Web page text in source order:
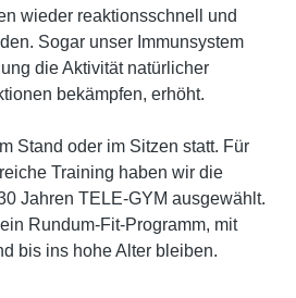
wieder reaktionsschnell und
Sogar unser Immunsystem
die Aktivität natürlicher
bekämpfen, erhöht.
Stand oder im Sitzen statt. Für
Training haben wir die
Jahren TELE-GYM ausgewählt.
Rundum-Fit-Programm, mit
bis ins hohe Alter bleiben.